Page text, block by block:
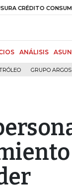
CONSUMO
ANÁLISIS
GRUPO ARGOS